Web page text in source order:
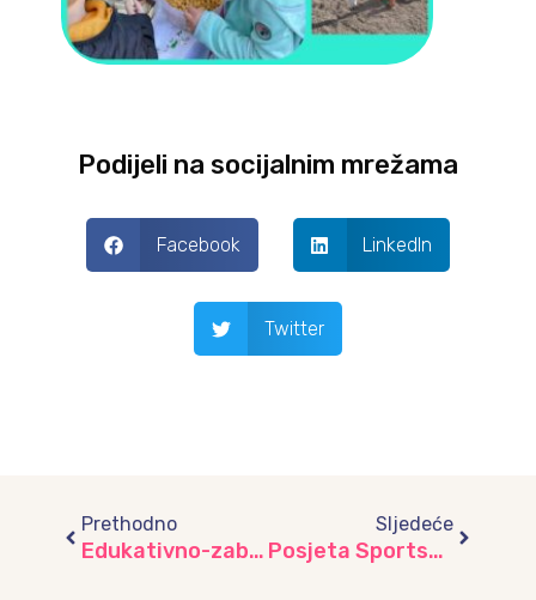
Podijeli na socijalnim mrežama
Facebook LinkedIn
Twitter
Prethodno
Edukativno-zabavna radionica o psima za djecu vrtića “Dječiji Grad”
Sljedeće
Posjeta Sportsko-rekreativnom centru Ajdinovići, vrtić “Srećica”